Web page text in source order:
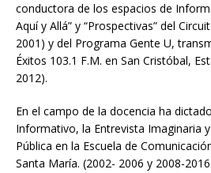
conductora de los espacios de
Aquí y Allá” y “Prospectivas” del
2001) y del Programa Gente U,
Éxitos 103.1 F.M. en San Cristóbal,
2012).
En el campo de la docencia ha
Informativo, la Entrevista Imaginaria
Pública en la Escuela de
Santa María. (2002- 2006 y 2008-